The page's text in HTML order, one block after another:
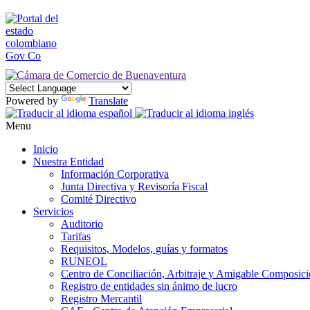
Powered by Translate
Menu
Inicio
Nuestra Entidad
Información Corporativa
Junta Directiva y Revisoría Fiscal
Comité Directivo
Servicios
Auditorio
Tarifas
Requisitos, Modelos, guías y formatos
RUNEOL
Centro de Conciliación, Arbitraje y Amigable
Registro de entidades sin ánimo de lucro
Registro Mercantil